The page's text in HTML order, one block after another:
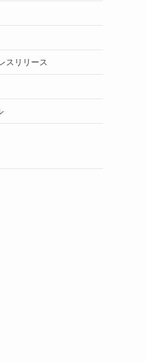
スリリース